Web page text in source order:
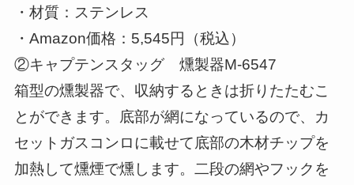
・材質：ステンレス
・Amazon価格：5,545円（税込）
②キャプテンスタッグ 燻製器M-6547
箱型の燻製器で、収納するときは折りたたむこ
とができます。底部が網になっているので、カ
セットガスコンロに載せて底部の木材チップを
加熱して燻煙で燻します。二段の網やフックを